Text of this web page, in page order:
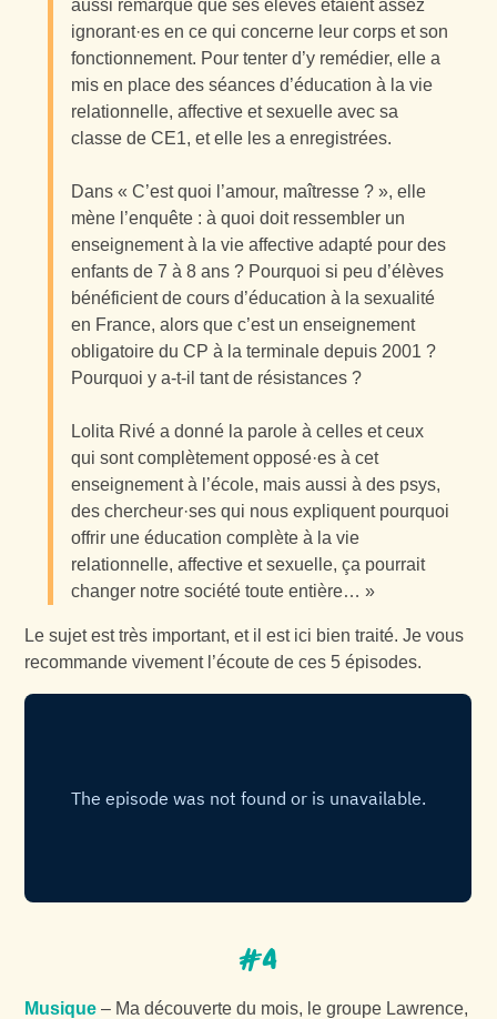
aussi remarqué que ses élèves étaient assez
ignorant·es en ce qui concerne leur corps et son
fonctionnement. Pour tenter d’y remédier, elle a
mis en place des séances d’éducation à la vie
relationnelle, affective et sexuelle avec sa
classe de CE1, et elle les a enregistrées.
Dans « C’est quoi l’amour, maîtresse ? », elle
mène l’enquête : à quoi doit ressembler un
enseignement à la vie affective adapté pour des
enfants de 7 à 8 ans ? Pourquoi si peu d’élèves
bénéficient de cours d’éducation à la sexualité
en France, alors que c’est un enseignement
obligatoire du CP à la terminale depuis 2001 ?
Pourquoi y a-t-il tant de résistances ?
Lolita Rivé a donné la parole à celles et ceux
qui sont complètement opposé·es à cet
enseignement à l’école, mais aussi à des psys,
des chercheur·ses qui nous expliquent pourquoi
offrir une éducation complète à la vie
relationnelle, affective et sexuelle, ça pourrait
changer notre société toute entière… »
Le sujet est très important, et il est ici bien traité. Je vous
recommande vivement l’écoute de ces 5 épisodes.
#4
Musique – Ma découverte du mois, le groupe Lawrence,